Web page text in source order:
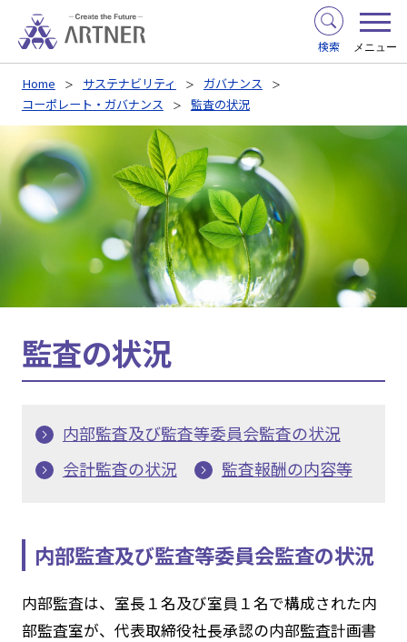
検索 メニュー
Home サステナビリティ
ガバナンス
コーポレート・ガバナンス
監査の状況
監査の状況
内部監査及び監査等委員会監査の状況
会計監査の状況
監査報酬の内容等
内部監査及び監査等委員会監査の状況
内部監査は、室長１名及び室員１名で構成された内
部監査室が、代表取締役社長承認の内部監査計画書